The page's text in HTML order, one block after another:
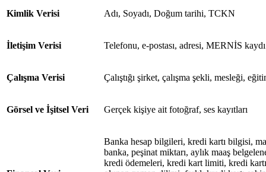
Kimlik Verisi Adı, Soyadı, Doğum tarihi, TCKN
İletişim Verisi Telefonu, e-postası, adresi, MERNİS kaydı
Çalışma Verisi Çalıştığı şirket, çalışma şekli, mesleği,
Görsel ve İşitsel Veri Gerçek kişiye ait fotoğraf, ses kayıtları
Banka hesap bilgileri, kredi kartı bilgisi,
banka, peşinat miktarı, aylık maaş
kredi ödemeleri, kredi kart limiti, kredi